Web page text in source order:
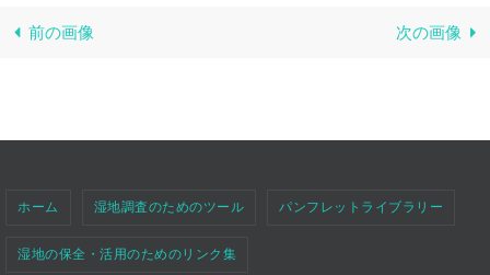
前の画像 次の画像
ホーム 湿地調査のためのツール パンフレットライブラリー
湿地の保全・活用のためのリンク集